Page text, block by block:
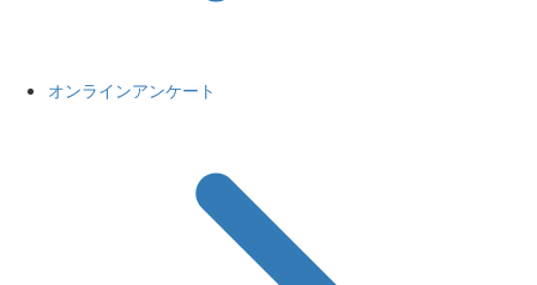
オンラインアンケート